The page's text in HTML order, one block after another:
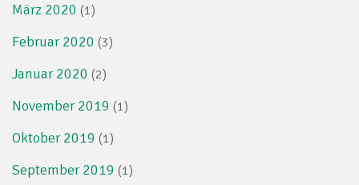
März 2020 (1)
Februar 2020 (3)
Januar 2020 (2)
November 2019 (1)
Oktober 2019 (1)
September 2019 (1)